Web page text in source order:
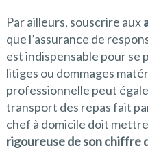
Par ailleurs, souscrire aux
que l’assurance de
est indispensable pour se
litiges ou dommages
professionnelle peut
transport des repas fait
chef à domicile doit
rigoureuse de son chiffre